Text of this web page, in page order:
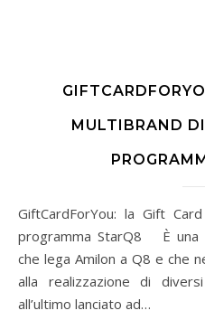
MULTIBRAND
GiftCardForYou: la Gift Card multibrand di Amilon per il
programma StarQ8 È una
che lega Amilon a Q8 e che
alla realizzazione di
all’ultimo lanciato ad…